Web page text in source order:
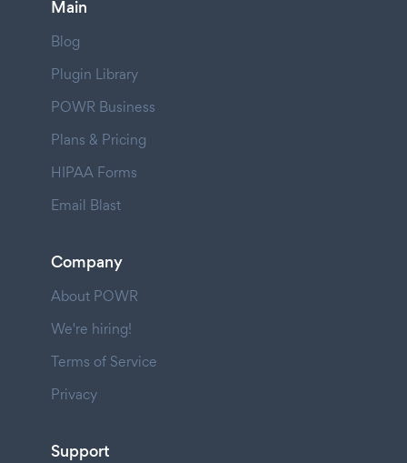
Main
Blog
Plugin Library
POWR Business
Plans & Pricing
HIPAA Forms
Email Blast
Company
About POWR
We're hiring!
Terms of Service
Privacy
Support